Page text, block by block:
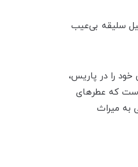
سلیقه بی‌عیب
خود را در پاریس،
است که عطرهای
به میراث